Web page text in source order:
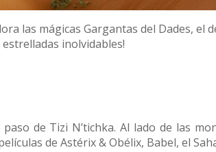
las mágicas Gargantas del Dades,
inolvidables!
de Tizi N’tichka. Al lado de las
de Astérix & Obélix, Babel, el